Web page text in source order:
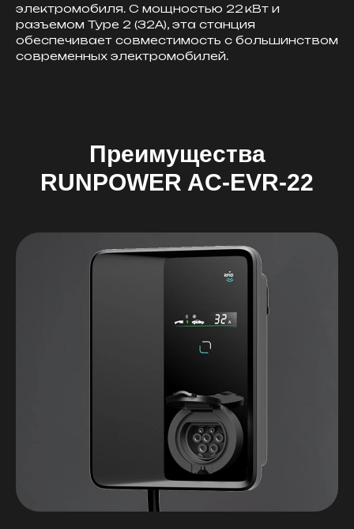
электромобиля. С мощностью 22 кВт и
разъемом Type 2 (32A), эта станция
обеспечивает совместимость с большинством
современных электромобилей.
Преимущества
RUNPOWER AC-EVR-22